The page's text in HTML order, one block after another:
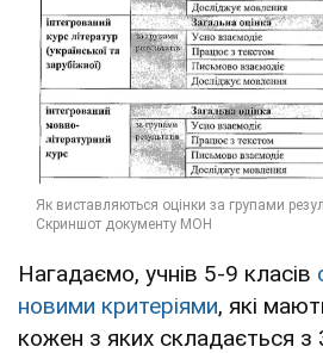
Нагадаємо, учнів 5-9 класів
новими критеріями, які
кожен з яких складається з